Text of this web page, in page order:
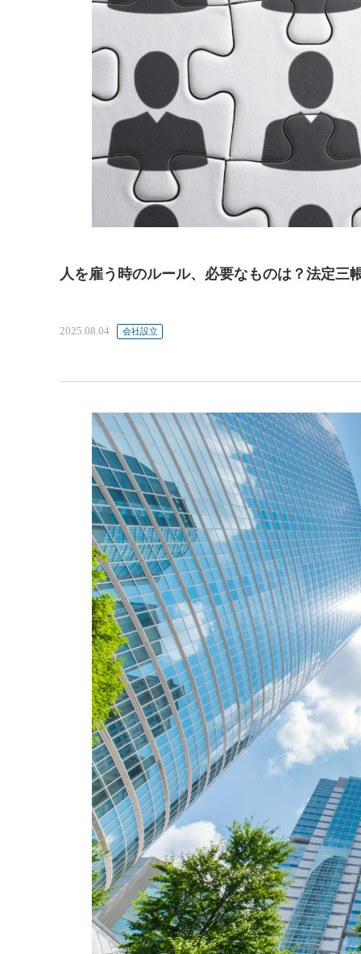
人を雇う時のルール、必要なものは？法定三
2025.08.04 会社設立